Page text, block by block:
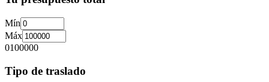
Mín
Máx
0100000
Tipo de traslado